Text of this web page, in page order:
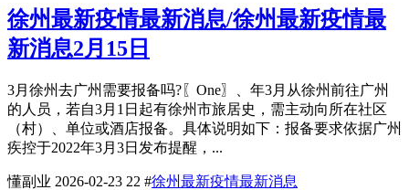
徐州最新疫情最新消息/徐州最新疫情最
新消息2月15日
3月徐州去广州需要报备吗?〖One〗、年3月从徐州前往广州
的人员，若自3月1日起有徐州市旅居史，需主动向所在社区
（村）、单位或酒店报备。具体说明如下：报备要求依据广州
疾控于2022年3月3日发布提醒，...
懂副业 2026-02-23 22 #徐州最新疫情最新消息